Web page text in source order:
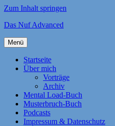
Zum Inhalt springen
Das Nuf Advanced
Menü
Startseite
Über mich
Vorträge
Archiv
Mental Load-Buch
Musterbruch-Buch
Podcasts
Impressum & Datenschutz